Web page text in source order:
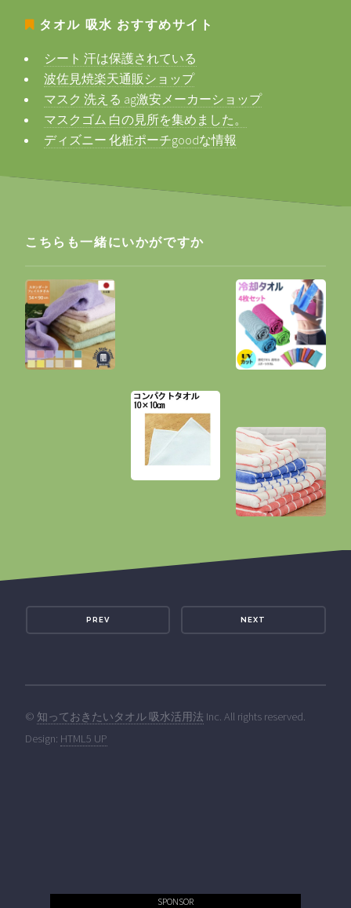
タオル 吸水 おすすめサイト
シート 汗は保護されている
波佐見焼楽天通販ショップ
マスク 洗える ag激安メーカーショップ
マスクゴム 白の見所を集めました。
ディズニー 化粧ポーチgoodな情報
こちらも一緒にいかがですか
PREV NEXT
© 知っておきたいタオル 吸水活用法 Inc. All rights reserved.
Design: HTML5 UP
SPONSOR